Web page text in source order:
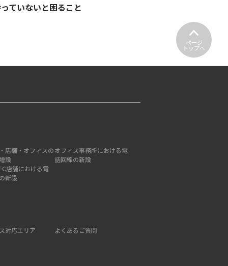
ていないと困ること
ページ
トップへ
店舗・オフィスの
設
オフィス事務所における電
話回線の新設
店舗における電
新設
対応エリア よくあるご質問